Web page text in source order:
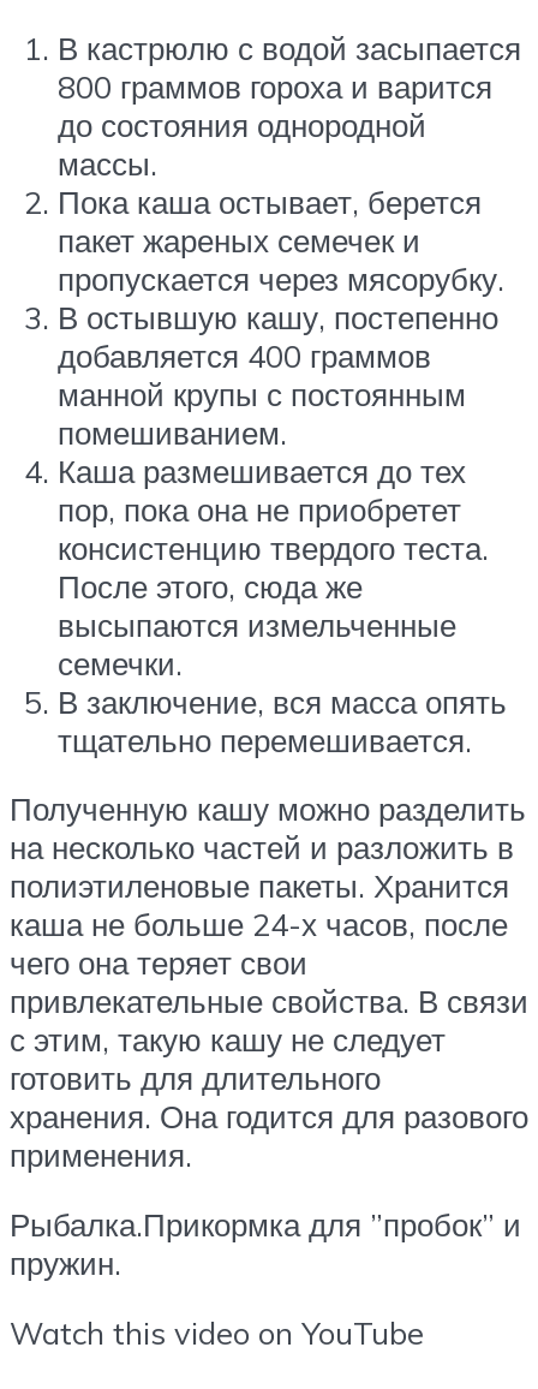
В кастрюлю с водой засыпается
800 граммов гороха и варится
до состояния однородной
массы.
Пока каша остывает, берется
пакет жареных семечек и
пропускается через мясорубку.
В остывшую кашу, постепенно
добавляется 400 граммов
манной крупы с постоянным
помешиванием.
Каша размешивается до тех
пор, пока она не приобретет
консистенцию твердого теста.
После этого, сюда же
высыпаются измельченные
семечки.
В заключение, вся масса опять
тщательно перемешивается.
Полученную кашу можно разделить
на несколько частей и разложить в
полиэтиленовые пакеты. Хранится
каша не больше 24-х часов, после
чего она теряет свои
привлекательные свойства. В связи
с этим, такую кашу не следует
готовить для длительного
хранения. Она годится для разового
применения.
Рыбалка.Прикормка для ”пробок” и
пружин.
Watch this video on YouTube